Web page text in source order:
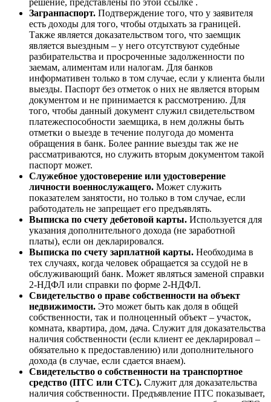
Загранпаспорт. Подтверждение того, что у заявителя
есть доходы для того, чтобы отдыхать за границей.
Также является доказательством того, что заемщик
является выездным – у него отсутствуют судебные
разбирательства и просроченные задолженности по
заемам, алиментам или налогам. Для банков
информативен только в том случае, если у клиента были
выезды. Паспорт без отметок о них не является вторым
документом и не принимается к рассмотрению. Для
того, чтобы данный документ служил свидетельством
платежеспособности заемщика, в нем должны быть
отметки о выезде в течение полугода до момента
обращения в банк. Более ранние выезды так же не
рассматриваются, но служить вторым документом такой
паспорт может.
Служебное удостоверение или удостоверение
личности военнослужащего. Может служить
показателем занятости, но только в том случае, если
работодатель не запрещает его предъявлять.
Выписка по счету дебетовой карты. Используется для
указания дополнительного дохода (не заработной
платы), если он декларировался.
Выписка по счету зарплатной карты. Необходима в
тех случаях, когда человек обращается за ссудой не в
обслуживающий банк. Может являться заменой справки
2-НДФЛ или справки по форме 2-НДФЛ.
Свидетельство о праве собственности на объект
недвижимости. Это может быть как доля в общей
собственности, так и полноценный объект – участок,
комната, квартира, дом, дача. Служит для доказательства
наличия собственности (если клиент ее декларировал –
обязательно к предоставлению) или дополнительного
дохода (в случае, если сдается внаем).
Свидетельство о собственности на транспортное
средство (ПТС или СТС). Служит для доказательства
наличия собственности. Предъявление ПТС показывает,